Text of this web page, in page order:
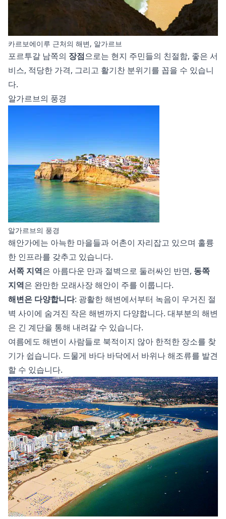
카르보에이루 근처의 해변, 알가르브
포르투갈 남쪽의 장점으로는 현지 주민들의 친절함, 좋은 서
비스, 적당한 가격, 그리고 활기찬 분위기를 꼽을 수 있습니
다.
알가르브의 풍경
알가르브의 풍경
해안가에는 아늑한 마을들과 어촌이 자리잡고 있으며 훌륭
한 인프라를 갖추고 있습니다.
서쪽 지역은 아름다운 만과 절벽으로 둘러싸인 반면, 동쪽
지역은 완만한 모래사장 해안이 주를 이룹니다.
해변은 다양합니다: 광활한 해변에서부터 녹음이 우거진 절
벽 사이에 숨겨진 작은 해변까지 다양합니다. 대부분의 해변
은 긴 계단을 통해 내려갈 수 있습니다.
여름에도 해변이 사람들로 북적이지 않아 한적한 장소를 찾
기가 쉽습니다. 드물게 바다 바닥에서 바위나 해조류를 발견
할 수 있습니다.